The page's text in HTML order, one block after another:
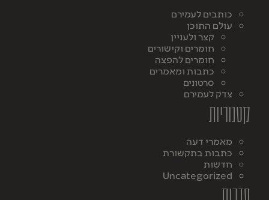
כותבים לעמירם
עולם התוכן
קצר ולעניין
חומרים וקישורים
חומרים להפצה
כתבות ומאמרים
סרטונים
צדק לעמירם
קטגוריות
מאמרי דעה
כתבות בתקשורת
חדשות
Uncategorized